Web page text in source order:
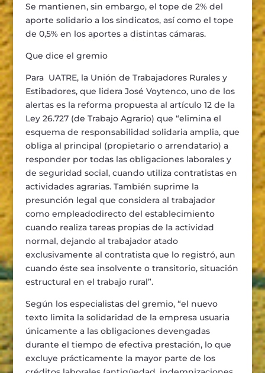
Se mantienen, sin embargo, el tope de 2% del
aporte solidario a los sindicatos, así como el tope
de 0,5% en los aportes a distintas cámaras.
Que dice el gremio
Para UATRE, la Unión de Trabajadores Rurales y
Estibadores, que lidera José Voytenco, uno de los
alertas es la reforma propuesta al artículo 12 de la
Ley 26.727 (de Trabajo Agrario) que “elimina el
esquema de responsabilidad solidaria amplia,que
obliga al principal (propietario o arrendatario) a
responder por todas las obligaciones laborales y
de seguridad social,cuando utiliza contratistas en
actividades agrarias. También suprime la
presunción legal que considera al trabajador
como empleadodirecto del establecimiento
cuando realiza tareas propias de la actividad
normal, dejando al trabajador atado
exclusivamente al contratista que lo registró, aun
cuando éste sea insolvente o transitorio, situación
estructural en el trabajo rural”.
Según los especialistas del gremio, “el nuevo
texto limita la solidaridad de la empresa usuaria
únicamente a las obligaciones devengadas
durante el tiempo de efectiva prestación, lo que
excluye prácticamente la mayor parte de los